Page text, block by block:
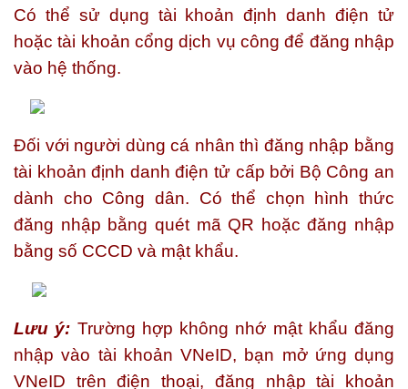
Có thể sử dụng tài khoản định danh điện tử
hoặc tài khoản cổng dịch vụ công để đăng nhập
vào hệ thống.
Đối với người dùng cá nhân thì đăng nhập bằng
tài khoản định danh điện tử cấp bởi Bộ Công an
dành cho Công dân. Có thể chọn hình thức
đăng nhập bằng quét mã QR hoặc đăng nhập
bằng số CCCD và mật khẩu.
Lưu ý: Trường hợp không nhớ mật khẩu đăng
nhập vào tài khoản VNeID, bạn mở ứng dụng
VNeID trên điện thoại, đăng nhập tài khoản